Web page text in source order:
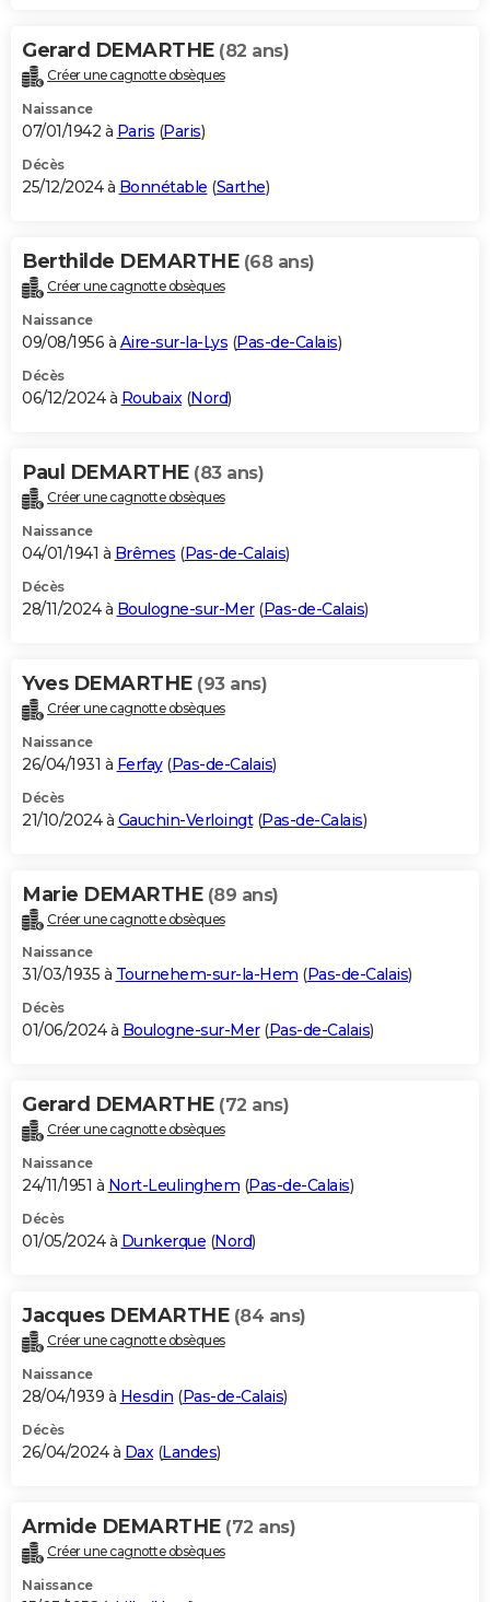
Gerard DEMARTHE (82 ans)
Créer une cagnotte obsèques
Naissance
07/01/1942 à Paris (Paris)
Décès
25/12/2024 à Bonnétable (Sarthe)
Berthilde DEMARTHE (68 ans)
Créer une cagnotte obsèques
Naissance
09/08/1956 à Aire-sur-la-Lys (Pas-de-Calais)
Décès
06/12/2024 à Roubaix(Nord)
Paul DEMARTHE (83 ans)
Créer une cagnotte obsèques
Naissance
04/01/1941 à Brêmes (Pas-de-Calais)
Décès
28/11/2024 à Boulogne-sur-Mer(Pas-de-Calais)
Yves DEMARTHE (93 ans)
Créer une cagnotte obsèques
Naissance
26/04/1931 à Ferfay(Pas-de-Calais)
Décès
21/10/2024 à Gauchin-Verloingt(Pas-de-Calais)
Marie DEMARTHE (89 ans)
Créer une cagnotte obsèques
Naissance
31/03/1935 à Tournehem-sur-la-Hem (Pas-de-Calais)
Décès
01/06/2024 à Boulogne-sur-Mer(Pas-de-Calais)
Gerard DEMARTHE (72 ans)
Créer une cagnotte obsèques
Naissance
24/11/1951 à Nort-Leulinghem (Pas-de-Calais)
Décès
01/05/2024 à Dunkerque (Nord)
Jacques DEMARTHE (84 ans)
Créer une cagnotte obsèques
Naissance
28/04/1939 à Hesdin (Pas-de-Calais)
Décès
26/04/2024 à Dax(Landes)
Armide DEMARTHE (72 ans)
Créer une cagnotte obsèques
Naissance